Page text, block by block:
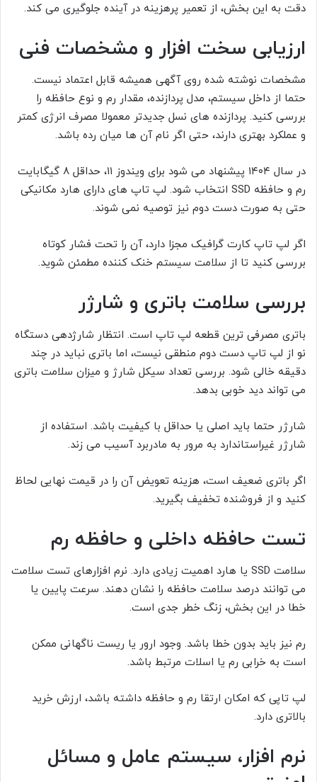
دقت به این بخش، از تعمیر پرهزینه در آینده جلوگیری می کند.
ارزیابی سخت افزار و مشخصات فنی
مشخصات نوشته شده روی آگهی همیشه قابل اعتماد نیست.
حتما از داخل سیستم، مدل پردازنده، مقدار رم و نوع حافظه را
بررسی کنید. پردازنده های نسل جدیدتر معمولا مصرف انرژی کمتر
و عملکرد بهتری دارند، حتی اگر نام آن ها میان رده باشد.
در سال ۱۴۰۴ پیشنهاد می شود برای ویندوز ۱۱، حداقل ۸ گیگابایت
رم و حافظه SSD انتخاب شود. لپ تاپ های دارای هارد مکانیکی
حتی به صورت دست دوم نیز توصیه نمی شوند.
اگر لپ تاپ کارت گرافیک مجزا دارد، آن را تحت فشار کوتاه
بررسی کنید تا از سلامت سیستم خنک کننده مطمئن شوید.
بررسی سلامت باتری و شارژر
باتری مصرفی ترین قطعه لپ تاپ است. انتظار شارژدهی دستگاه
نو از لپ تاپ دست دوم منطقی نیست، اما باتری نباید در چند
دقیقه خالی شود. بررسی تعداد سیکل شارژ و میزان سلامت باتری
می تواند دید خوبی بدهد.
شارژر حتما باید اصلی یا حداقل با کیفیت باشد. استفاده از
شارژر غیراستاندارد به مرور به مادربرد آسیب می زند.
اگر باتری ضعیف است، هزینه تعویض آن را در قیمت نهایی لحاظ
کنید و از فروشنده تخفیف بگیرید.
تست حافظه داخلی و حافظه رم
سلامت SSD یا هارد اهمیت زیادی دارد. نرم افزارهای تست سلامت
می توانند درصد سلامت حافظه را نشان دهند. سرعت پایین یا
خطا در این بخش، زنگ خطر جدی است.
رم نیز باید بدون خطا باشد. وجود ارور یا ریست ناگهانی ممکن
است به خرابی رم یا اسلات مرتبط باشد.
لپ تاپی که امکان ارتقا رم و حافظه داشته باشد، ارزش خرید
بالاتری دارد.
نرم افزار، سیستم عامل و مسائل